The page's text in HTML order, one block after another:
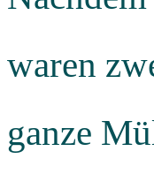
waren
ganze